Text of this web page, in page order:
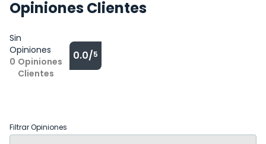
Opiniones Clientes
Sin
Opiniones
0 Opiniones
Clientes
0.0/5
Filtrar Opiniones